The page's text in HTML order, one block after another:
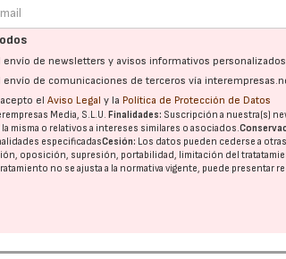
envío de newsletters y avisos informativos
envío de comunicaciones de terceros vía
elAviso Legal y la Política de Protección de Datos
Media, S.L.U.Finalidades: Suscripción a nuestra(s)
misma o relativos a intereses similares o asociados.
especificadasCesión: Los datos pueden cederse a otras
oposición, supresión, portabilidad, limitación del
no se ajusta a la normativa vigente, puede presentar